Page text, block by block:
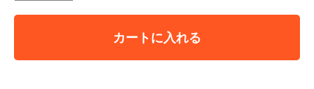
カートに入れる